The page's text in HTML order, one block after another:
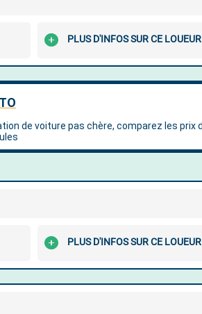
PLUS D'INFOS SUR CE LOUEUR
PLUS D'INFOS SUR CE LOUEUR